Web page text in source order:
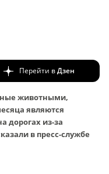
Перейти вДзен
животными,
являются
дорогах из-за
в пресс-службе